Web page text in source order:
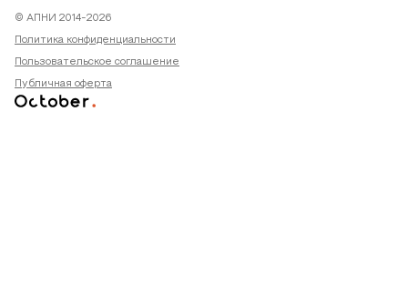
© АПНИ 2014-2026
Политика конфиденциальности
Пользовательское соглашение
Публичная оферта